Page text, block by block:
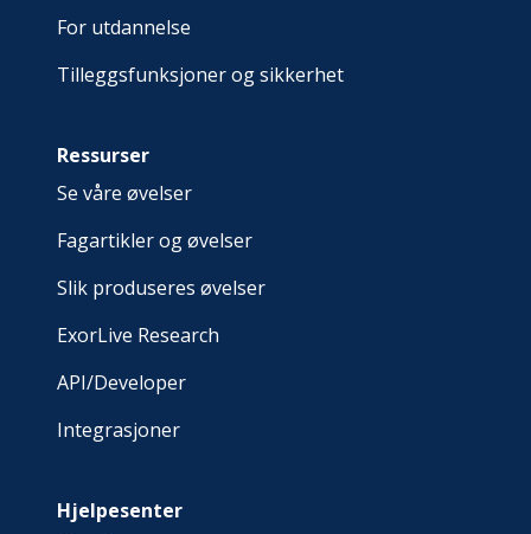
For utdannelse
Tilleggsfunksjoner og sikkerhet
Ressurser
Se våre øvelser
Fagartikler og øvelser
Slik produseres øvelser
ExorLive Research
API/Developer
Integrasjoner
Hjelpesenter